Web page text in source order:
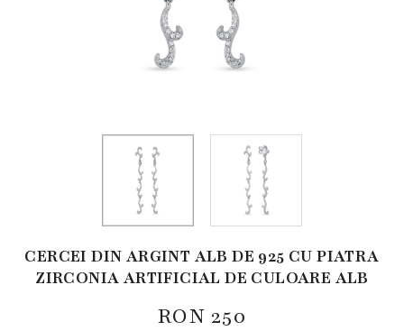
CERCEI DIN ARGINT ALB DE 925 CU PIATRA
ZIRCONIA ARTIFICIAL DE CULOARE ALB
RON 250